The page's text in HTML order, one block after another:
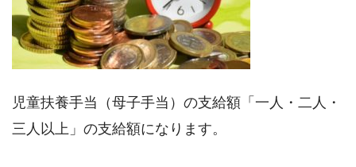
児童扶養手当（母子手当）の支給額「一人・二人・
三人以上」の支給額になります。